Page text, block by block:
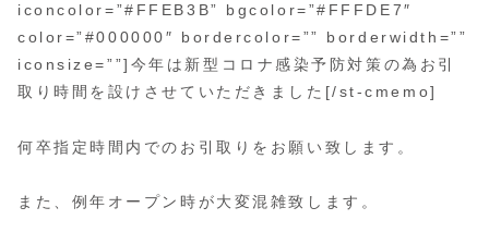
iconcolor=”#FFEB3B” bgcolor=”#FFFDE7″
color=”#000000″ bordercolor=”” borderwidth=””
iconsize=””]今年は新型コロナ感染予防対策の為お引
取り時間を設けさせていただきました[/st-cmemo]
何卒指定時間内でのお引取りをお願い致します。
また、例年オープン時が大変混雑致します。